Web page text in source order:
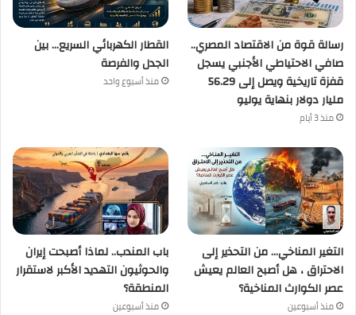
رسالة قوة من الاقتصاد المصري..
صافي الاحتياطي الأجنبي يسجل
قفزة تاريخية ويصل إلى 56.29
مليار دولار بنهاية يوليو
منذ 3 أيام
القطار الكهربائي السريع… بين
الجدل والفرصة
منذ أسبوع واحد
التغير المناخي… من التحذير إلى
الاحتراق ، هل أصبح العالم يعيش
عصر الكوارث المناخية؟
منذ أسبوعين
باب المندب.. لماذا أصبحت إيران
والحوثيون التهديد الأكبر لاستقرار
المنطقة؟
منذ أسبوعين